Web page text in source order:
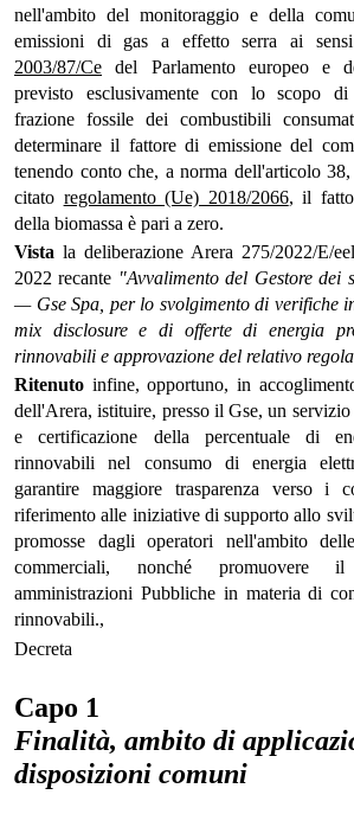
nell'ambito del monitoraggio e della
emissioni di gas a effetto serra ai
2003/87/Ce del Parlamento europeo e
previsto esclusivamente con lo scopo di
frazione fossile dei combustibili
determinare il fattore di emissione del
tenendo conto che, a norma dell'articolo
citato regolamento (Ue) 2018/2066, il
della biomassa è pari a zero.
Vista la deliberazione Arera 275/2022/E/
2022 recante "Avvalimento del Gestore dei
— Gse Spa, per lo svolgimento di verifiche
mix disclosure e di offerte di energia
rinnovabili e approvazione del relativo
Ritenuto infine, opportuno, in
dell'Arera, istituire, presso il Gse, un
e certificazione della percentuale di
rinnovabili nel consumo di energia
garantire maggiore trasparenza verso i
riferimento alle iniziative di supporto allo
promosse dagli operatori nell'ambito
commerciali, nonché promuovere
amministrazioni Pubbliche in materia di
rinnovabili.,
Decreta
Capo 1
Finalità, ambito di
disposizioni comuni